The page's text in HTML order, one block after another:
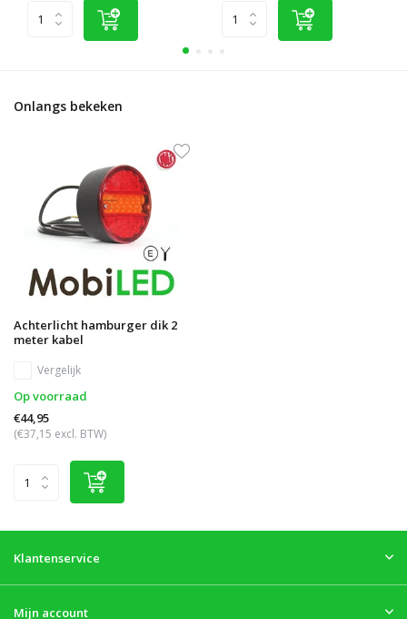
Onlangs bekeken
Achterlicht hamburger dik 2
meter kabel
Vergelijk
Op voorraad
€44,95
(€37,15 excl. BTW)
Klantenservice
Mijn account